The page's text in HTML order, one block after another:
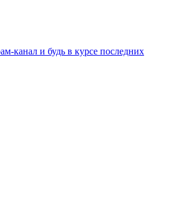
канал и будь в курсе последних